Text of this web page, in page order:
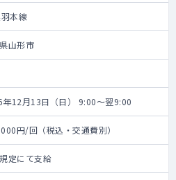
本線
山形市
年12月13日（日） 9:00～翌9:00
円/回（税込・交通費別）
定にて支給